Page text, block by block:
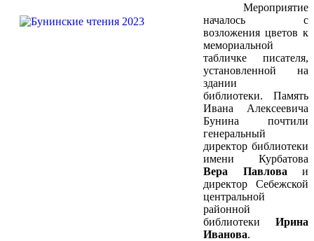
Мероприятие
началось с
возложения цветов к
мемориальной
табличке писателя,
установленной на
здании
библиотеки. Память
Ивана Алексеевича
Бунина почтили
генеральный
директор библиотеки
имени Курбатова
Вера Павлова и
директор Себежской
центральной
районной
библиотеки Ирина
Иванова.